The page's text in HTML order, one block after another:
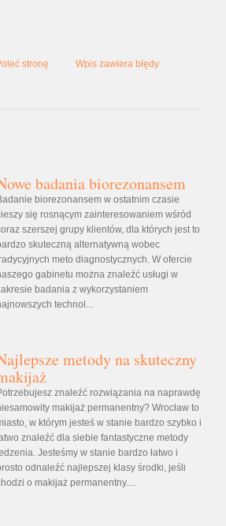
stronę Wpis zawiera błędy
badania biorezonansem
biorezonansem w ostatnim czasie
się rosnącym zainteresowaniem wśród
szerszej grupy klientów, dla których jest to
skuteczną alternatywną wobec
meto diagnostycznych. W ofercie
gabinetu można znaleźć usługi w
badania z wykorzystaniem
technol...
metody na skuteczny
znaleźć rozwiązania na naprawdę
makijaż permanentny? Wrocław to
w którym jesteś w stanie bardzo szybko i
znaleźć dla siebie fantastyczne metody
Jesteśmy w stanie bardzo łatwo i
odnaleźć najlepszej klasy środki, jeśli
o makijaż permanentny....